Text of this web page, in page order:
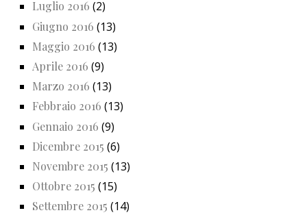
Luglio 2016 (2)
Giugno 2016 (13)
Maggio 2016 (13)
Aprile 2016 (9)
Marzo 2016 (13)
Febbraio 2016 (13)
Gennaio 2016 (9)
Dicembre 2015 (6)
Novembre 2015 (13)
Ottobre 2015 (15)
Settembre 2015 (14)